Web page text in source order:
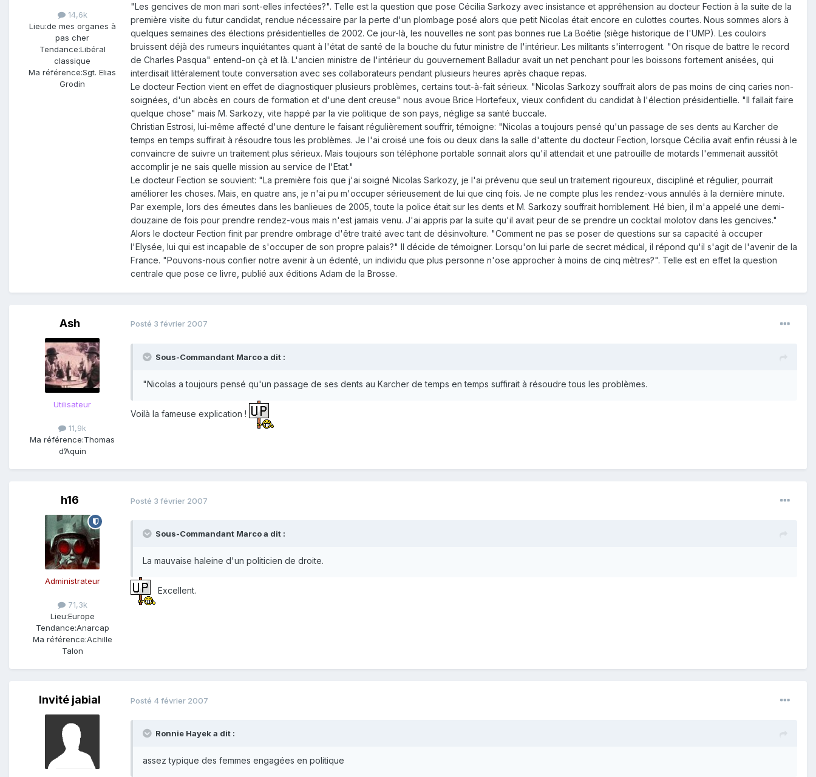
14,6k
Lieu:de mes organes à
pas cher
Tendance:Libéral
classique
Ma référence:Sgt. Elias
Grodin
"Les gencives de mon mari sont-elles infectées?". Telle est la question que pose Cécilia Sarkozy avec insistance et appréhension au docteur Fection à la suite de la
première visite du futur candidat, rendue nécessaire par la perte d'un plombage posé alors que petit Nicolas était encore en culottes courtes. Nous sommes alors à
quelques semaines des élections présidentielles de 2002. Ce jour-là, les nouvelles ne sont pas bonnes rue La Boétie (siège historique de l'UMP). Les couloirs
bruissent déjà des rumeurs inquiétantes quant à l'état de santé de la bouche du futur ministre de l'intérieur. Les militants s'interrogent. "On risque de battre le record
de Charles Pasqua" entend-on çà et là. L'ancien ministre de l'intérieur du gouvernement Balladur avait un net penchant pour les boissons fortement anisées, qui
interdisait littéralement toute conversation avec ses collaborateurs pendant plusieurs heures après chaque repas.
Le docteur Fection vient en effet de diagnostiquer plusieurs problèmes, certains tout-à-fait sérieux. "Nicolas Sarkozy souffrait alors de pas moins de cinq caries non-
soignées, d'un abcès en cours de formation et d'une dent creuse" nous avoue Brice Hortefeux, vieux confident du candidat à l'élection présidentielle. "Il fallait faire
quelque chose" mais M. Sarkozy, vite happé par la vie politique de son pays, néglige sa santé buccale.
Christian Estrosi, lui-même affecté d'une denture le faisant régulièrement souffrir, témoigne: "Nicolas a toujours pensé qu'un passage de ses dents au Karcher de
temps en temps suffirait à résoudre tous les problèmes. Je l'ai croisé une fois ou deux dans la salle d'attente du docteur Fection, lorsque Cécilia avait enfin réussi à le
convaincre de suivre un traitement plus sérieux. Mais toujours son téléphone portable sonnait alors qu'il attendait et une patrouille de motards l'emmenait aussitôt
accomplir je ne sais quelle mission au service de l'Etat."
Le docteur Fection se souvient: "La première fois que j'ai soigné Nicolas Sarkozy, je l'ai prévenu que seul un traitement rigoureux, discipliné et régulier, pourrait
améliorer les choses. Mais, en quatre ans, je n'ai pu m'occuper sérieusement de lui que cinq fois. Je ne compte plus les rendez-vous annulés à la dernière minute.
Par exemple, lors des émeutes dans les banlieues de 2005, toute la police était sur les dents et M. Sarkozy souffrait horriblement. Hé bien, il m'a appelé une demi-
douzaine de fois pour prendre rendez-vous mais n'est jamais venu. J'ai appris par la suite qu'il avait peur de se prendre un cocktail molotov dans les gencives."
Alors le docteur Fection finit par prendre ombrage d'être traité avec tant de désinvolture. "Comment ne pas se poser de questions sur sa capacité à occuper
l'Elysée, lui qui est incapable de s'occuper de son propre palais?" Il décide de témoigner. Lorsqu'on lui parle de secret médical, il répond qu'il s'agit de l'avenir de la
France. "Pouvons-nous confier notre avenir à un édenté, un individu que plus personne n'ose approcher à moins de cinq mètres?". Telle est en effet la question
centrale que pose ce livre, publié aux éditions Adam de la Brosse.
Ash
Utilisateur
11,9k
Ma référence:Thomas
d’Aquin
Posté 3 février 2007
Sous-Commandant Marco a dit :
"Nicolas a toujours pensé qu'un passage de ses dents au Karcher de temps en temps suffirait à résoudre tous les problèmes.
Voilà la fameuse explication !
h16
Administrateur
71,3k
Lieu:Europe
Tendance:Anarcap
Ma référence:Achille
Talon
Posté 3 février 2007
Sous-Commandant Marco a dit :
La mauvaise haleine d'un politicien de droite.
Excellent.
Invité jabial Posté 4 février 2007
Ronnie Hayek a dit :
assez typique des femmes engagées en politique